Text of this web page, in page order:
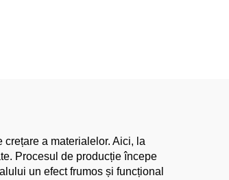
a materialelor. Aici, la
Procesul de producție începe
un efect frumos și funcțional